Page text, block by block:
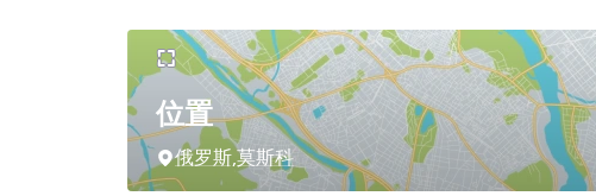
位置
俄罗斯,莫斯科